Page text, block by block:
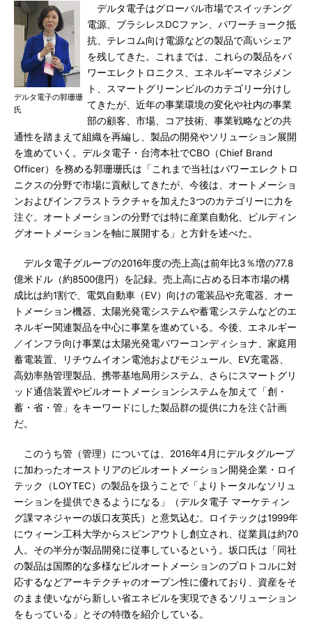
デルタ電子の郭珊珊
氏
デルタ電子はグローバル市場でスイッチング
電源、ブラシレスDCファン、パワーチョーク抵
抗、テレコム向け電源などの製品で高いシェア
を残してきた。これまでは、これらの製品をパ
ワーエレクトロニクス、エネルギーマネジメン
ト、スマートグリーンビルのカテゴリー分けし
てきたが、近年の事業環境の変化や社内の事業
部の顧客、市場、コア技術、事業戦略などの共
通性を踏まえて組織を再編し、製品の開発やソリューション展開
を進めていく。デルタ電子・台湾本社でCBO（Chief Brand
Officer）を務める郭珊珊氏は「これまで当社はパワーエレクトロ
ニクスの分野で市場に貢献してきたが、今後は、オートメーショ
ンおよびインフラストラクチャを加えた3つのカテゴリーに力を
注ぐ。オートメーションの分野では特に産業自動化、ビルディン
グオートメーションを軸に展開する」と方針を述べた。
デルタ電子グループの2016年度の売上高は前年比3％増の77.8
億米ドル（約8500億円）を記録。売上高に占める日本市場の構
成比は約1割で、電気自動車（EV）向けの電装品や充電器、オー
トメーション機器、太陽光発電システムや蓄電システムなどのエ
ネルギー関連製品を中心に事業を進めている。今後、エネルギー
／インフラ向け事業は太陽光発電パワーコンディショナ、家庭用
蓄電装置、リチウムイオン電池およびモジュール、EV充電器、
高効率熱管理製品、携帯基地局用システム、さらにスマートグリ
ッド通信装置やビルオートメーションシステムを加えて「創・
蓄・省・管」をキーワードにした製品群の提供に力を注ぐ計画
だ。
このうち管（管理）については、2016年4月にデルタグループ
に加わったオーストリアのビルオートメーション開発企業・ロイ
テック（LOYTEC）の製品を扱うことで「よりトータルなソリュ
ーションを提供できるようになる」（デルタ電子 マーケティン
グ課マネジャーの坂口友英氏）と意気込む。ロイテックは1999年
にウィーン工科大学からスピンアウトし創立され、従業員は約70
人。その半分が製品開発に従事しているという。坂口氏は「同社
の製品は国際的な多様なビルオートメーションのプロトコルに対
応するなどアーキテクチャのオープン性に優れており、資産をそ
のまま使いながら新しい省エネビルを実現できるソリューション
をもっている」とその特徴を紹介している。